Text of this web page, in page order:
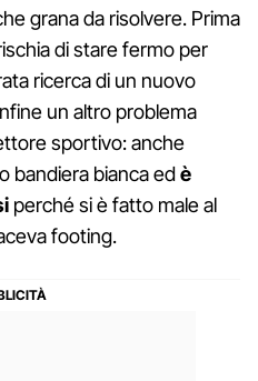
grana da risolvere. Prima
di stare fermo per
ricerca di un nuovo
un altro problema
sportivo: anche
bandiera bianca edè
perché si è fatto male al
footing.